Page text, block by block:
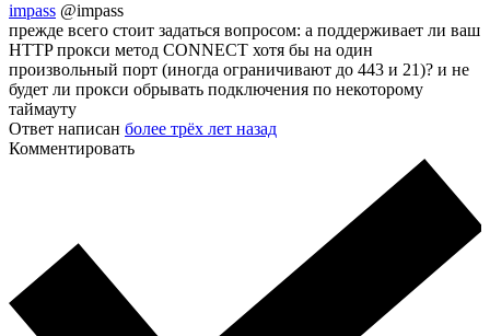
impass @impass
прежде всего стоит задаться вопросом: а поддерживает ли ваш
HTTP прокси метод CONNECT хотя бы на один
произвольный порт (иногда ограничивают до 443 и 21)? и не
будет ли прокси обрывать подключения по некоторому
таймауту
Ответ написан более трёх лет назад
Комментировать